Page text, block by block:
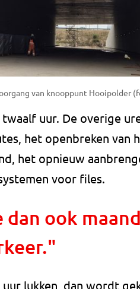
van knooppunt Hooipolder
uur. De overige
het openbreken van
het opnieuw
voor files.
dan ook
lukken, dan wordt